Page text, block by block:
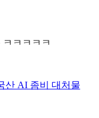
ㅋㅋㅋㅋ